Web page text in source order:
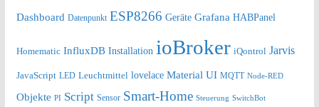
Dashboard Datenpunkt ESP8266 Geräte Grafana HABPanel
Homematic InfluxDB Installation ioBroker iQontrol Jarvis
JavaScript LED Leuchtmittel lovelace Material UI MQTT Node-RED
Objekte PI Script Sensor Smart-Home Steuerung SwitchBot